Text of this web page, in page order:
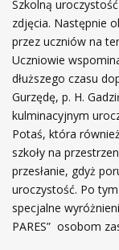
Szkolną
zdjęcia. Następnie
przez uczniów na
Uczniowie
dłuższego czasu
Gurzędę, p. H.
kulminacyjnym
Potaś, która
szkoły na
przesłanie, gdyż
uroczystość. Po
specjalne
PARES” osobom